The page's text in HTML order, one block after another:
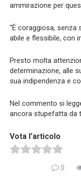
ammirazione per
“È coraggiosa, senza
abile e flessibile, con
Presto molta
determinazione, alle
sua indipendenza e
Nel commento si
ancora stupefatta da
Vota l’articolo
0